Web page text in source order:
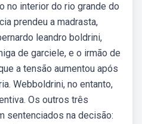
no interior do rio grande do
prendeu a madrasta,
leandro boldrini,
de garciele, e o irmão de
a tensão aumentou após
Webboldrini, no entanto,
Os outros três
sentenciados na decisão: